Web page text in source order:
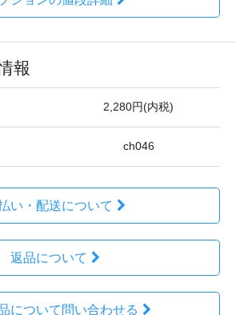
報
2,280円(内税)
ch046
い・配送について
返品について
について問い合わせる